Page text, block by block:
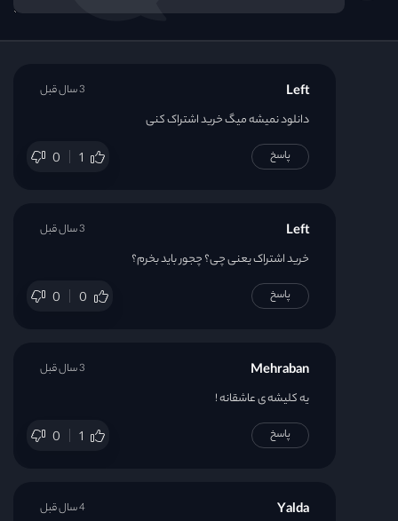
Left
دانلود نمیشه میگ خرید اشتراک کنی
0 1
3 سال قبل
پاسخ
Left
خرید اشتراک یعنی چی؟ چجور باید بخرم؟
0 0
3 سال قبل
پاسخ
Mehraban
یه کلیشه ی عاشقانه !
0 1
3 سال قبل
پاسخ
Yalda 4 سال قبل